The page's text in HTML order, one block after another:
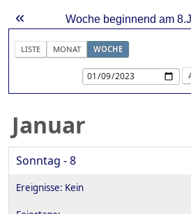
« Woche beginnend am
LISTE MONAT WOCHE
Januar
Sonntag - 8